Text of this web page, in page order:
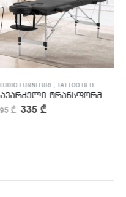
FURNITURE, TATTOO BED
სავარძელი ტრანსფორმერი
₾ 335 ₾